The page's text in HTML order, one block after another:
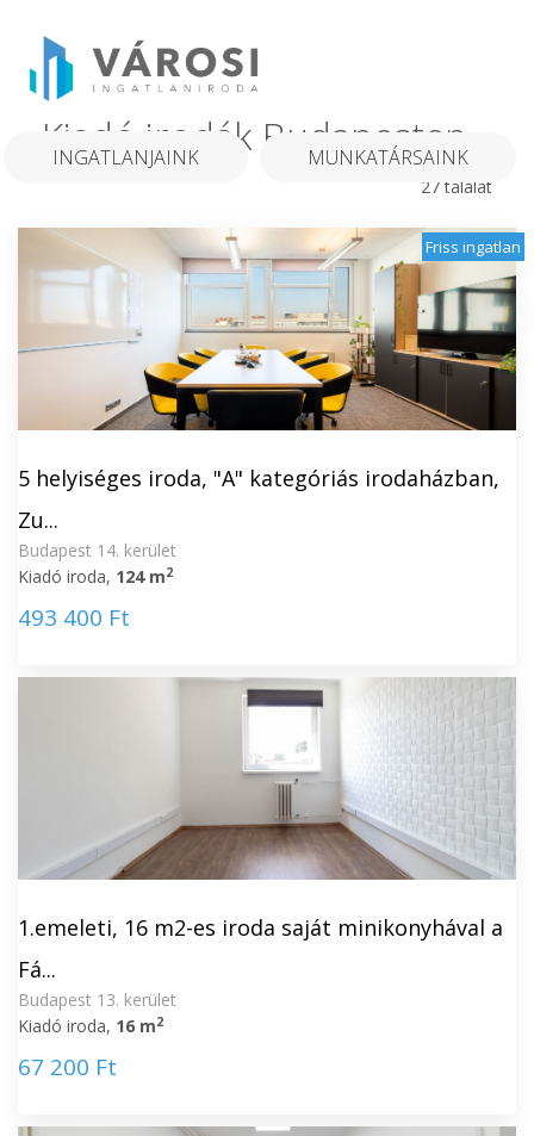
INGATLANJAINK MUNKATÁRSAINK
Kiadó irodák Budapesten
27 találat
Friss ingatlan
5 helyiséges iroda, "A" kategóriás irodaházban,
Zu...
Budapest 14. kerület
Kiadó iroda, 124 m2
493 400 Ft
1.emeleti, 16 m2-es iroda saját minikonyhával a
Fá...
Budapest 13. kerület
Kiadó iroda, 16 m2
67 200 Ft